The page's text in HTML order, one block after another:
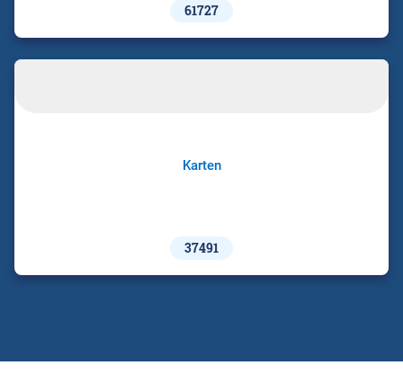
61727
Karten
37491